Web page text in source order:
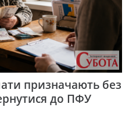
призначають без
до ПФУ